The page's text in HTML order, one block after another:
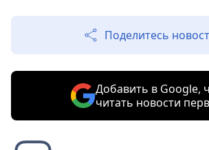
Поделитесь
Добавить в Google,
читать новости